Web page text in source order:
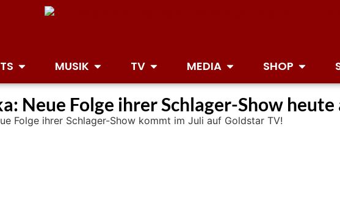
MUSIK TV MEDIA SHOP
Neue Folge ihrer Schlager-Show